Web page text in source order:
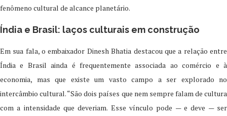
fenômeno cultural de alcance planetário.
Índia e Brasil: laços culturais em construção
Em sua fala, o embaixador Dinesh Bhatia destacou que a relação entre
Índia e Brasil ainda é frequentemente associada ao comércio e à
economia, mas que existe um vasto campo a ser explorado no
intercâmbio cultural. “São dois países que nem sempre falam de cultura
com a intensidade que deveriam. Esse vínculo pode — e deve — ser